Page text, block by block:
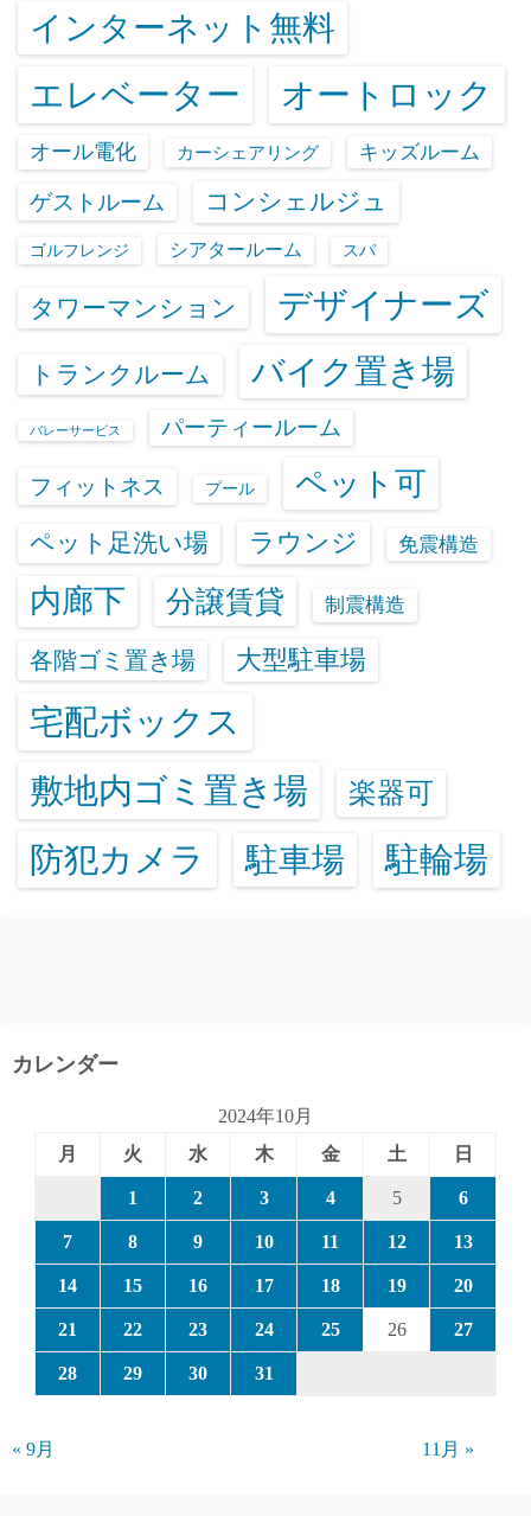
インターネット無料
エレベーター オートロック
オール電化 カーシェアリング キッズルーム
ゲストルーム コンシェルジュ
ゴルフレンジ シアタールーム スパ
タワーマンション デザイナーズ
トランクルーム バイク置き場
バレーサービス パーティールーム
フィットネス プール ペット可
ペット足洗い場 ラウンジ 免震構造
内廊下 分譲賃貸 制震構造
各階ゴミ置き場 大型駐車場
宅配ボックス
敷地内ゴミ置き場
楽器可
防犯カメラ 駐車場 駐輪場
カレンダー
2024年10月
月
火 水 木 金 土 日
1 2 3 4 5 6
7 8 9 10 11 12 13
14 15 16 17 18 19 20
21 22 23 24 25 26 27
28 29 30 31
« 9月 11月 »